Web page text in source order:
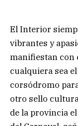
El Interior
vibrantes y
manifiestan con
cualquiera sea
corsódromo
otro sello
de la provincia